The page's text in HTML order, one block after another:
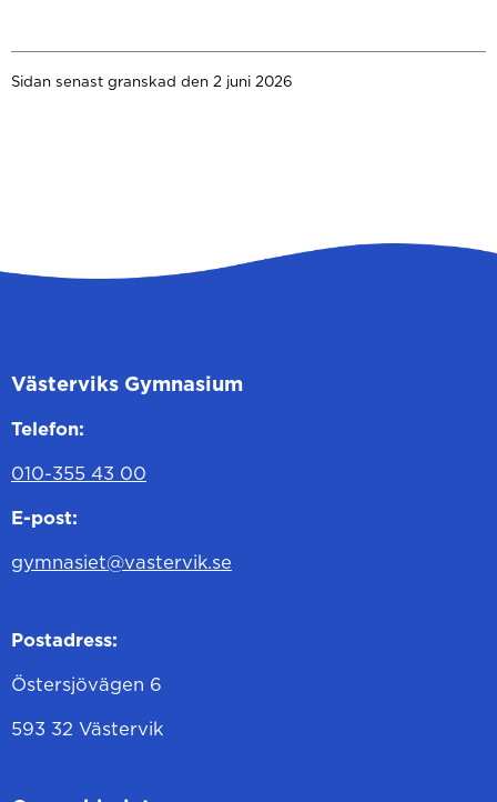
Sidan senast granskad den 2 juni 2026
Västerviks Gymnasium
Telefon:
010-355 43 00
E-post:
gymnasiet@vastervik.se
Postadress:
Östersjövägen 6
593 32 Västervik